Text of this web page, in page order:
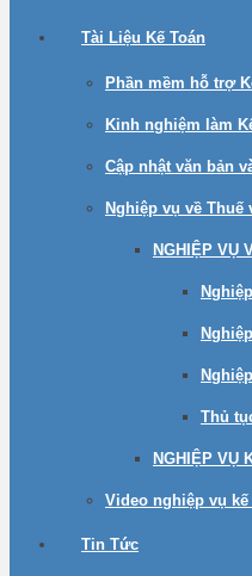
Tài Liệu Kế Toán
Phần mềm hỗ trợ
Kinh nghiệm làm
Cập nhật văn bản
Nghiệp vụ về Thuế
NGHIỆP VỤ
Thủ
NGHIỆP VỤ
Video nghiệp vụ kế
Tin Tức